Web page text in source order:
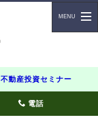
不動産投資セミナー
電話